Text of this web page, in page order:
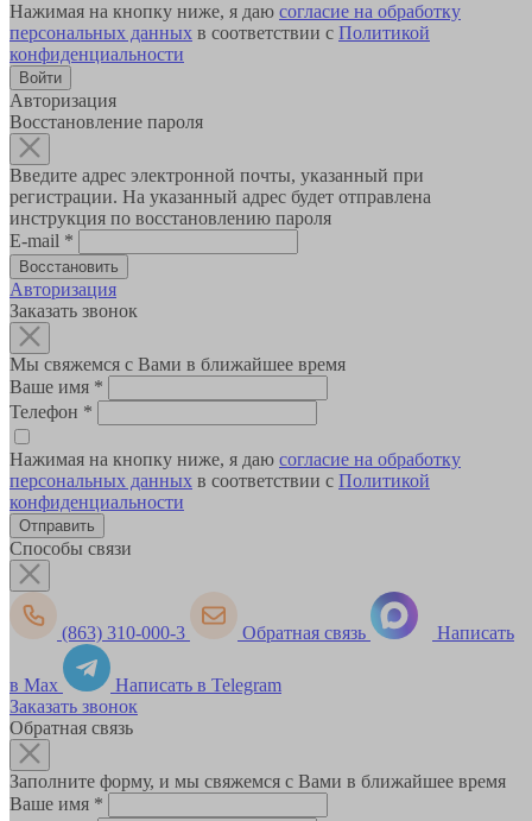
Нажимая на кнопку ниже, я даю согласие на обработку
персональных данных в соответствии с Политикой
конфиденциальности
Авторизация
Восстановление пароля
Введите адрес электронной почты, указанный при
регистрации. На указанный адрес будет отправлена
инструкция по восстановлению пароля
E-mail *
Авторизация
Заказать звонок
Мы свяжемся с Вами в ближайшее время
Ваше имя *
Телефон *
Нажимая на кнопку ниже, я даю согласие на обработку
персональных данных в соответствии с Политикой
конфиденциальности
Способы связи
(863) 310-000-3 Обратная связь Написать
в Max
Написать в Telegram
Заказать звонок
Обратная связь
Заполните форму, и мы свяжемся с Вами в ближайшее время
Ваше имя *